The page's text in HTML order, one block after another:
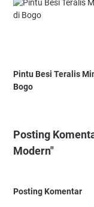
Pintu Besi Teralis
Bogo
Posting
Modern"
Posting Komentar